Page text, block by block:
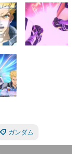
ガンダム